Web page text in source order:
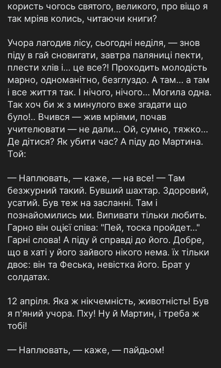
користь чогось святого, великого, про віщо я
так мріяв колись, читаючи книги?
Учора лагодив лісу, сьогодні неділя, — знов
піду в гай сновигати, завтра паляниці пекти,
плести хлів і... це все?! Проходить молодість
марно, одноманітно, безглуздо. А там... а там
і все життя так. І нічого, нічого... Могила одна.
Так хоч би ж з минулого вже згадати що
було!.. Вчився — жив мріями, почав
учителювати — не дали... Ой, сумно, тяжко...
Де дітися? Як убити час? А піду до Мартина.
Той:
— Наплювать, — каже, — на все! — Там
безжурний такий. Бувший шахтар. Здоровий,
усатий. Був теж на засланні. Там і
познайомились ми. Випивати тільки любить.
Гарно він оцієї співа: "Пей, тоска пройдет..."
Гарні слова! А піду й справді до його. Добре,
що в хаті у його зайвого нікого нема. їх тільки
двоє: він та Феська, невістка його. Брат у
солдатах.
12 апріля. Яка ж нікчемність, животність! Був
я п'яний учора. Пху! Ну й Мартин, і треба ж
тобі!
— Наплювать, — каже, — пайдьом!